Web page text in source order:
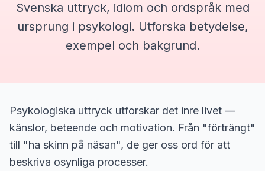
Svenska uttryck, idiom och ordspråk med
ursprung i psykologi. Utforska betydelse,
exempel och bakgrund.
Psykologiska uttryck utforskar det inre livet —
känslor, beteende och motivation. Från "förträngt"
till "ha skinn på näsan", de ger oss ord för att
beskriva osynliga processer.